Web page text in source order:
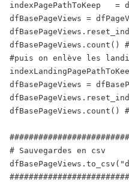
indexPagePathToKeep
dfBasePageViews =
dfBasePageViews.count()
#puis on enlève les
dfBasePageViews =
dfBasePageViews.count()
# Sauvegardes en csv